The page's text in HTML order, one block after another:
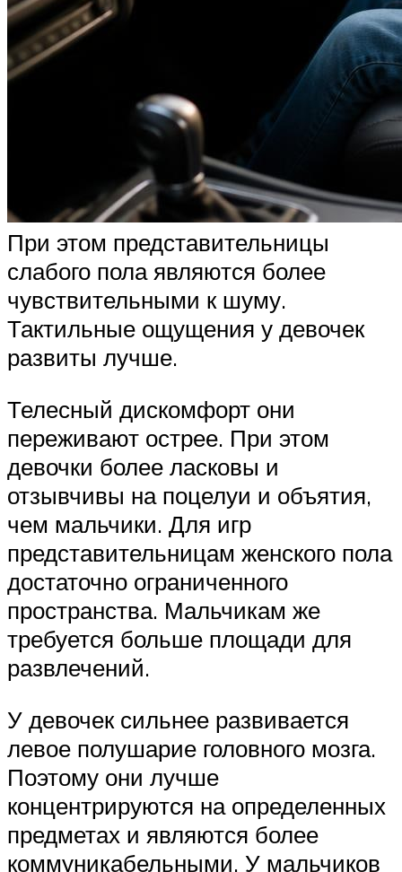
При этом представительницы
слабого пола являются более
чувствительными к шуму.
Тактильные ощущения у девочек
развиты лучше.
Телесный дискомфорт они
переживают острее. При этом
девочки более ласковы и
отзывчивы на поцелуи и объятия,
чем мальчики. Для игр
представительницам женского пола
достаточно ограниченного
пространства. Мальчикам же
требуется больше площади для
развлечений.
У девочек сильнее развивается
левое полушарие головного мозга.
Поэтому они лучше
концентрируются на определенных
предметах и являются более
коммуникабельными. У мальчиков